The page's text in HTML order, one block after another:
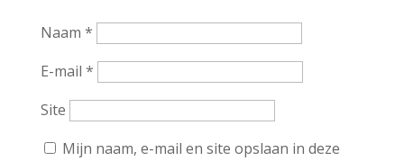
Naam *
E-mail *
Site
Mijn naam, e-mail en site opslaan in deze